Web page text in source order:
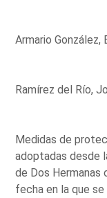
Armario González,
Ramírez del Río,
Medidas de
adoptadas desde
de Dos Hermanas
fecha en la que